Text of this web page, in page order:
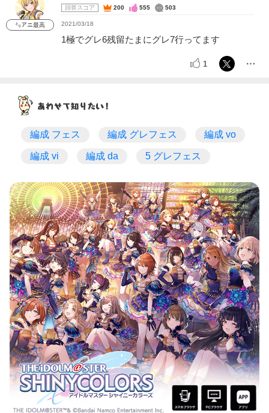
㍉アニ最高
回答スコア 200 555 503
2021/03/18
1極でグレ6残留たまにグレ7行ってます
1
編成 フェス 編成 グレフェス 編成 vo
編成 vi 編成 da 5 グレフェス